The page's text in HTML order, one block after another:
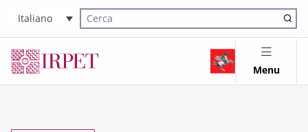
Italiano
Cerca nel sito
Menu